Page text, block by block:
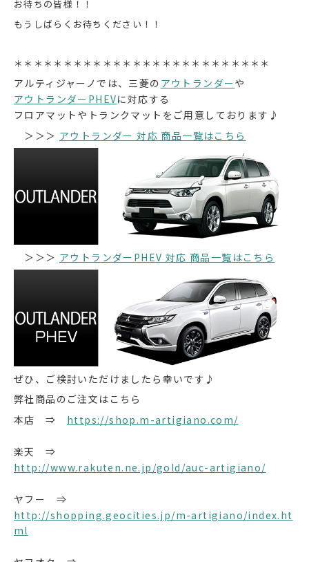
お待ちの皆様！！
もうしばらくお待ちください！！
＊＊＊＊＊＊＊＊＊＊＊＊＊＊＊＊＊＊＊＊＊＊＊＊＊＊
アルティジャーノでは、三菱の アウトランダーや
アウトランダーPHEVに対応する
フロアマットやトランクマットをご用意しております♪
＞＞＞ アウトランダー 対応 商品一覧はこちら
＞＞＞ アウトランダーPHEV 対応 商品一覧はこちら
ぜひ、ご検討いただけましたら幸いです♪
弊社商品のご注文はこちら
本店 ⇒ https://shop.m-artigiano.com/
楽天 ⇒
http://www.rakuten.ne.jp/gold/auc-artigiano/
ヤフー ⇒
http://shopping.geocities.jp/m-artigiano/index.ht
ml